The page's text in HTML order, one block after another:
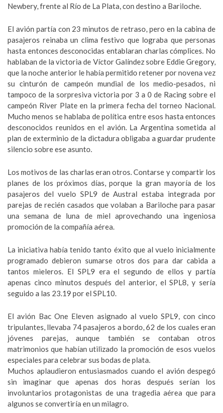
Newbery, frente al Río de La Plata, con destino a Bariloche.
El avión partía con 23 minutos de retraso, pero en la cabina de
pasajeros reinaba un clima festivo que lograba que personas
hasta entonces desconocidas entablaran charlas cómplices. No
hablaban de la victoria de Víctor Galíndez sobre Eddie Gregory,
que la noche anterior le había permitido retener por novena vez
su cinturón de campeón mundial de los medio-pesados, ni
tampoco de la sorpresiva victoria por 3 a 0 de Racing sobre el
campeón River Plate en la primera fecha del torneo Nacional.
Mucho menos se hablaba de política entre esos hasta entonces
desconocidos reunidos en el avión. La Argentina sometida al
plan de exterminio de la dictadura obligaba a guardar prudente
silencio sobre ese asunto.
Los motivos de las charlas eran otros. Contarse y compartir los
planes de los próximos días, porque la gran mayoría de los
pasajeros del vuelo SPL9 de Austral estaba integrada por
parejas de recién casados que volaban a Bariloche para pasar
una semana de luna de miel aprovechando una ingeniosa
promoción de la compañía aérea.
La iniciativa había tenido tanto éxito que al vuelo inicialmente
programado debieron sumarse otros dos para dar cabida a
tantos mieleros. El SPL9 era el segundo de ellos y partía
apenas cinco minutos después del anterior, el SPL8, y sería
seguido a las 23.19 por el SPL10.
El avión Bac One Eleven asignado al vuelo SPL9, con cinco
tripulantes, llevaba 74 pasajeros a bordo, 62 de los cuales eran
jóvenes parejas, aunque también se contaban otros
matrimonios que habían utilizado la promoción de esos vuelos
especiales para celebrar sus bodas de plata.
Muchos aplaudieron entusiasmados cuando el avión despegó
sin imaginar que apenas dos horas después serían los
involuntarios protagonistas de una tragedia aérea que para
algunos se convertiría en un milagro.